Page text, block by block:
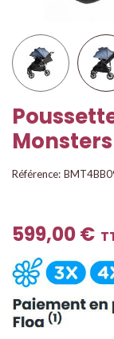
Référence:
599,00 €